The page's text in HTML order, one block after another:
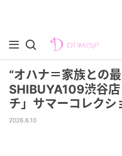
“オハナ＝家族との
SHIBUYA109渋谷
チ」サマーコレクシ
2026.6.10